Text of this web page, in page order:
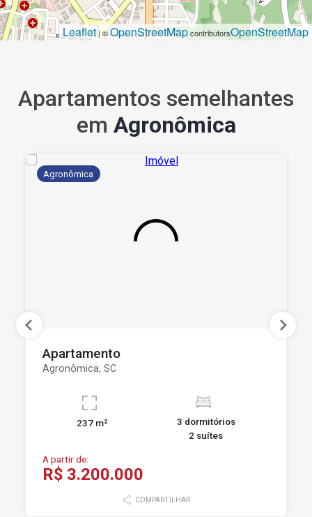
Leaflet| ©OpenStreetMapcontributorsOpenStreetMap
Apartamentos semelhantes
em Agronômica
Agronômica
Apartamento
Agronômica, SC
237 m²
3 dormitórios
2 suítes
A partir de:
R$ 3.200.000
COMPARTILHAR